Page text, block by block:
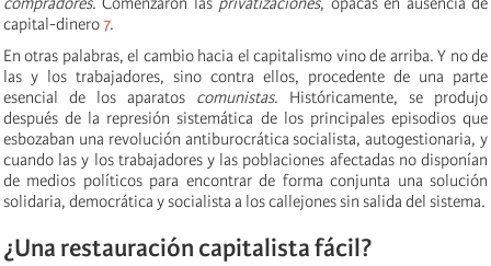
capital-dinero7.
En otras palabras, el cambio hacia el capitalismo vino de arriba. Y no de
las y los trabajadores, sino contra ellos, procedente de una parte
esencial de los aparatos comunistas. Históricamente, se produjo
después de la represión sistemática de los principales episodios que
esbozaban una revolución antiburocrática socialista, autogestionaria, y
cuando las y los trabajadores y las poblaciones afectadas no disponían
de medios políticos para encontrar de forma conjunta una solución
solidaria, democrática y socialista a los callejones sin salida del sistema.
¿Una restauración capitalista fácil?